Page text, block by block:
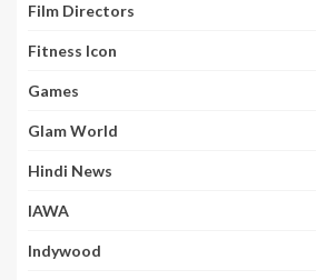
Film Directors
Fitness Icon
Games
Glam World
Hindi News
IAWA
Indywood